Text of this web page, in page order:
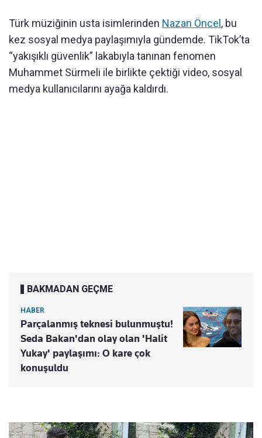
Türk müziğinin usta isimlerinden Nazan Öncel , bu
kez sosyal medya paylaşımıyla gündemde. TikTok’ta
“yakışıklı güvenlik” lakabıyla tanınan fenomen
Muhammet Sürmeli ile birlikte çektiği video, sosyal
medya kullanıcılarını ayağa kaldırdı.
BAKMADAN GEÇME
HABER
Parçalanmış teknesi bulunmuştu!
Seda Bakan'dan olay olan 'Halit
Yukay' paylaşımı: O kare çok
konuşuldu